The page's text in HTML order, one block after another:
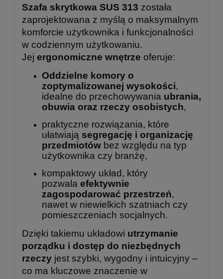
Szafa skrytkowa SUS 313 została
zaprojektowana z myślą o maksymalnym
komforcie użytkownika i funkcjonalności
w codziennym użytkowaniu.
Jej ergonomiczne wnętrze oferuje:
Oddzielne komory o
zoptymalizowanej wysokości,
idealne do przechowywania ubrania,
obuwia oraz rzeczy osobistych,
praktyczne rozwiązania, które
ułatwiają segregację i organizację
przedmiotów bez względu na typ
użytkownika czy branżę,
kompaktowy układ, który
pozwala efektywnie
zagospodarować przestrzeń,
nawet w niewielkich szatniach czy
pomieszczeniach socjalnych.
Dzięki takiemu układowi utrzymanie
porządku i dostęp do niezbędnych
rzeczy jest szybki, wygodny i intuicyjny –
co ma kluczowe znaczenie w